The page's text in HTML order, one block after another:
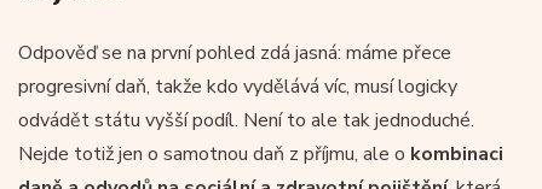
Odpověď se na první pohled zdá jasná: máme přece
progresivní daň, takže kdo vydělává víc, musí logicky
odvádět státu vyšší podíl. Není to ale tak jednoduché.
Nejde totiž jen o samotnou daň z příjmu, ale o kombinaci